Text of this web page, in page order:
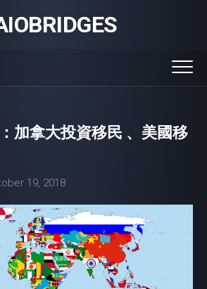
加拿大投資移民 、美國移
19, 2018